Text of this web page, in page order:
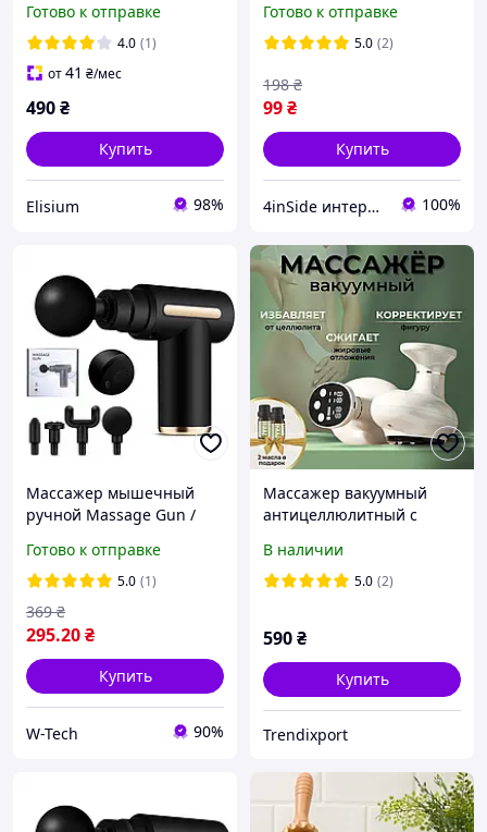
перкуссионный массажер
6 часов работы
Готово к отправке
4.0 (1)
от41 ₴/мес
490₴
Купить
Elisium 98%
шеи спины для детей и
взрослых
Готово к отправке
5.0 (2)
99₴
198 ₴
Купить
4inSide интернет-магазин товаров для дома и здоровья 100%
Массажер мышечный
ручной Massage Gun /
с 4 насадками / Массажер
для тела / Ручной масса
Готово к отправке
5.0 (1)
295.20₴
369 ₴
Купить
W-Tech 90%
Массажер вакуумный
антицеллюлитный с
подогревом 1110
В наличии
5.0 (2)
590₴
Купить
Trendixport